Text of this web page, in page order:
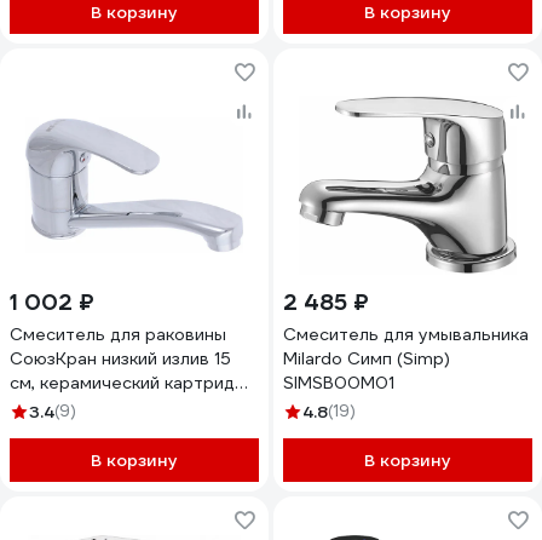
В корзину В корзину
1 002 ₽
Смеситель для раковины
СоюзКран низкий излив 15
см, керамический картридж
40 мм., хром, цинк SK02-I120
3.4(9)
В корзину
2 485 ₽
Смеситель для умывальника
Milardo Симп (Simp)
SIMSB00M01
4.8(19)
В корзину